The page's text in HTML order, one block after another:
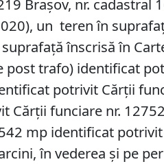
Brașov, nr.
un teren în
înscrisă în
post trafo) identificat
potrivit Cărții
Cărții funciare nr.
mp identificat
în vederea și pe